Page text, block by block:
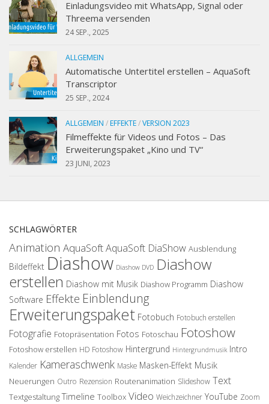
Einladungsvideo mit WhatsApp, Signal oder
Threema versenden
24 SEP., 2025
ALLGEMEIN
Automatische Untertitel erstellen – AquaSoft
Transcriptor
25 SEP., 2024
ALLGEMEIN / EFFEKTE/VERSION 2023
Filmeffekte für Videos und Fotos – Das
Erweiterungspaket „Kino und TV“
23 JUNI, 2023
SCHLAGWÖRTER
Animation AquaSoftAquaSoft DiaShow Ausblendung
Bildeffekt Diashow Diashow DVD Diashow
erstellen Diashow mit Musik Diashow Programm Diashow
Software Effekte Einblendung
Erweiterungspaket Fotobuch Fotobuch erstellen
Fotografie Fotopräsentation Fotos Fotoschau Fotoshow
Fotoshow erstellen HD Fotoshow Hintergrund Hintergrundmusik Intro
Kalender Kameraschwenk Maske Masken-Effekt Musik
Neuerungen Outro Rezension Routenanimation Slideshow Text
Textgestaltung Timeline Toolbox Video Weichzeichner YouTube Zoom